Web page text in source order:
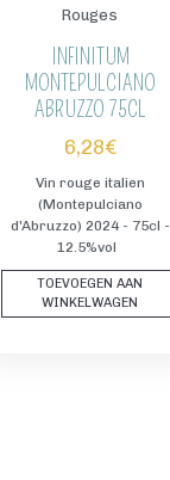
Rouges
INFINITUM
MONTEPULCIANO
ABRUZZO 75CL
6,28€
Vin rouge italien
(Montepulciano
d'Abruzzo) 2024 - 75cl -
12.5%vol
TOEVOEGEN AAN
WINKELWAGEN